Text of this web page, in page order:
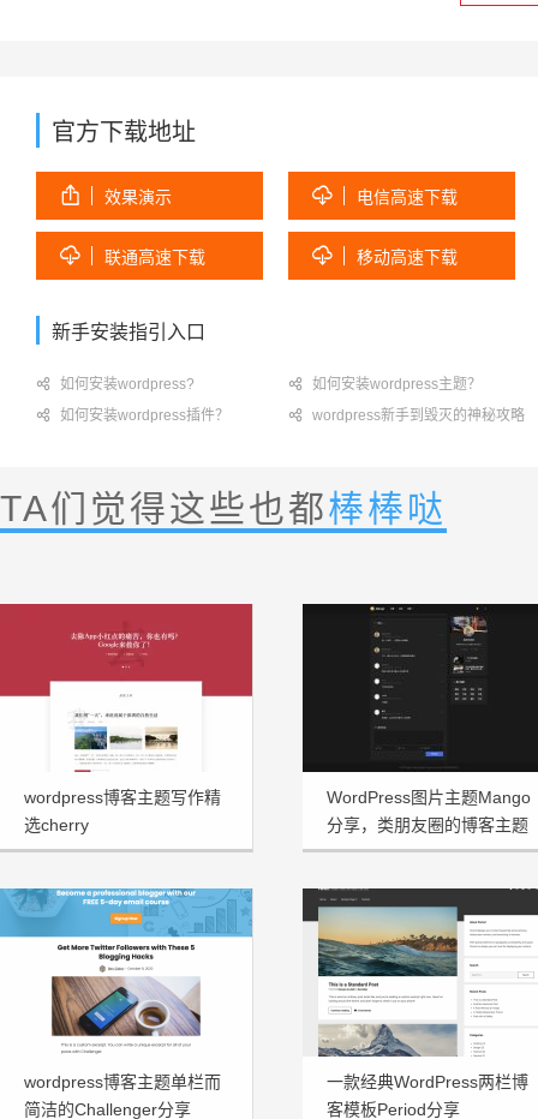
官方下载地址
 效果演示  电信高速下载
 联通高速下载  移动高速下载
新手安装指引入口
 如何安装wordpress?  如何安装wordpress主题？
 如何安装wordpress插件？  wordpress新手到毁灭的神秘攻略
TA们觉得这些也都棒棒哒
wordpress博客主题写作精
选cherry
WordPress图片主题Mango
分享，类朋友圈的博客主题
wordpress博客主题单栏而
简洁的Challenger分享
一款经典WordPress两栏博
客模板Period分享